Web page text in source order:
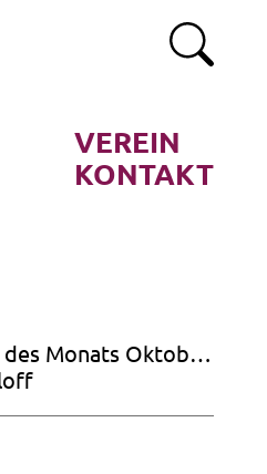
VEREIN
KONTAKT
Monats Oktober